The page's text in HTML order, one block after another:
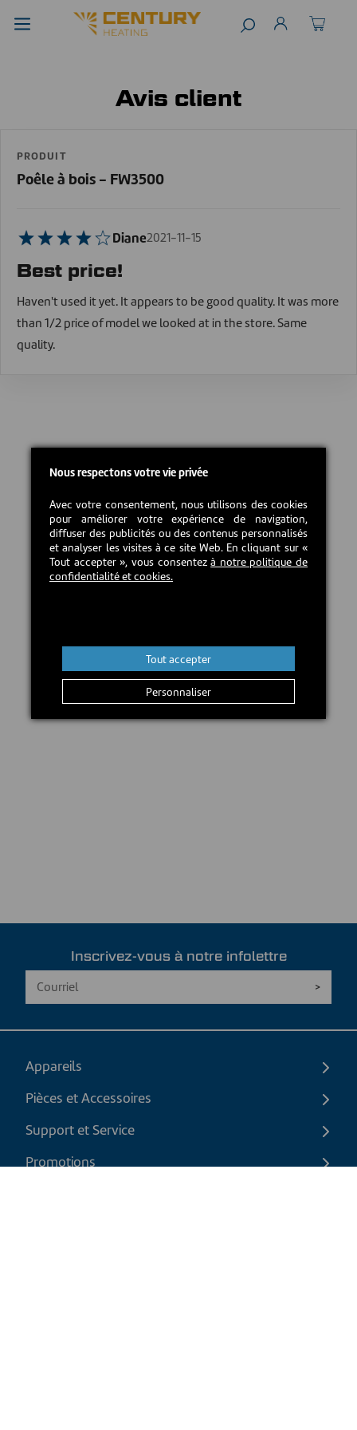
Avis client
PRODUIT
Poêle à bois - FW3500
Diane2021-11-15
Best price!
Haven't used it yet. It appears to be good quality. It was more
than 1/2 price of model we looked at in the store. Same
quality.
Inscrivez-vous à notre infolettre
Appareils
Pièces et Accessoires
Support et Service
Promotions
Nous respectons votre vie privée
Avec votre consentement, nous utilisons des cookies
pour améliorer votre expérience de navigation,
diffuser des publicités ou des contenus personnalisés
et analyser les visites à ce site Web. En cliquant sur «
Tout accepter », vous consentezà notre politique de
confidentialité et cookies.
Personnaliser
Tout accepter